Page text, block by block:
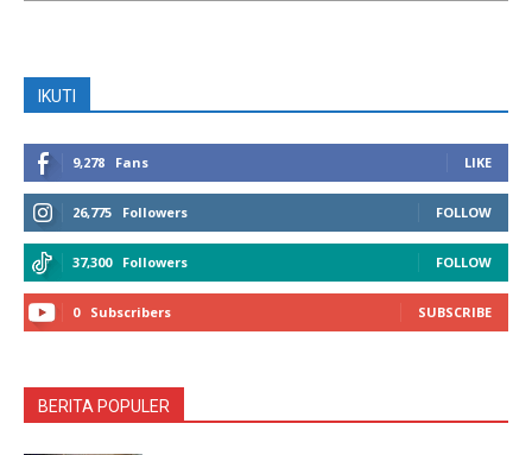
IKUTI
9,278 Fans LIKE
26,775 Followers FOLLOW
37,300 Followers FOLLOW
0 Subscribers SUBSCRIBE
BERITA POPULER